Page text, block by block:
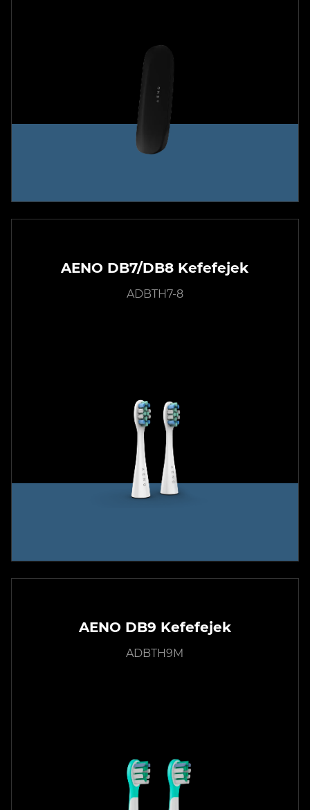
AENO DB7/DB8 Kefefejek
ADBTH7-8
AENO DB9 Kefefejek
ADBTH9M